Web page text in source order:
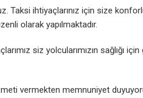
Taksi ihtiyaçlarınız için size
olarak yapılmaktadır.
siz yolcularımızın sağlığı
vermekten memnuniyet